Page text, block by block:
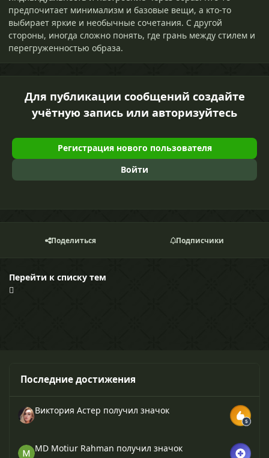
предпочитает минимализм и базовые вещи, а кто-то
выбирает яркие и необычные сочетания. С другой
стороны, иногда сложно понять, где грань между стилем и
перегруженностью образа.
Для публикации сообщений создайте
учётную запись или авторизуйтесь
Регистрация нового пользователя
Войти
Поделиться Подписчики
Перейти к списку тем
Последние достижения
Виктория Астер получил значок
MD Motiur Rahman получил значок